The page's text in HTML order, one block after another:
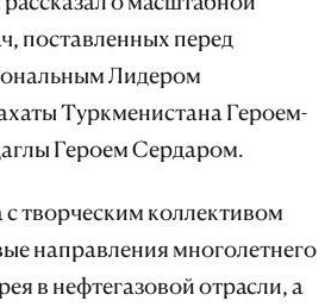
поставленных перед
Лидером
Туркменистана Героем-
Героем Сердаром.
творческим коллективом
направления многолетнего
в нефтегазовой отрасли, а